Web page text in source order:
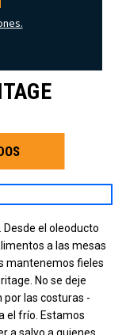
el oleoducto
a las mesas
mantenemos fieles
No se deje
por las costuras -
el frío. Estamos